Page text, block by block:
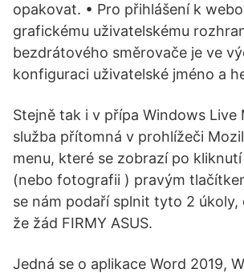
opakovat. • Pro přihlášení k
grafickému uživatelskému
bezdrátového směrovače je ve
konfiguraci uživatelské jméno a
Stejně tak i v přípa Windows Live
služba přítomná v prohlížeči
menu, které se zobrazí po
(nebo fotografii ) pravým
se nám podaří splnit tyto 2 úkoly,
že žád FIRMY ASUS.
Jedná se o aplikace Word 2019,